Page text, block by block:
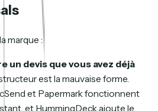
marque :
un devis que vous avez déjà
est la mauvaise forme.
et Papermark fonctionnent
et HummingDeck ajoute le